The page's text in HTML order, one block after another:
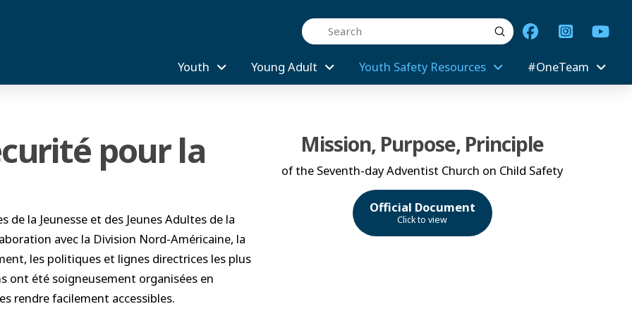
Search
Submit
Youth Young Adult Youth Safety Resources #OneTeam
pour la
la Jeunesse et des Jeunes Adultes de la
avec la Division Nord-Américaine, la
les politiques et lignes directrices les plus
ont été soigneusement organisées en
rendre facilement accessibles.
Mission, Purpose, Principle
of the Seventh-day Adventist Church on Child Safety
Official Document
Click to view